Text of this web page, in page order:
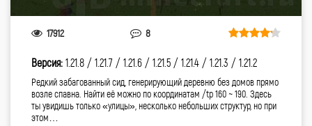
17912 8
Версия: 1.21.8 / 1.21.7 / 1.21.6 / 1.21.5 / 1.21.4 / 1.21.3 / 1.21.2
Редкий забагованный сид, генерирующий деревню без домов прямо
возле спавна. Найти её можно по координатам /tp 160 ~ 190. Здесь
ты увидишь только «улицы», несколько небольших структур, но при
этом…